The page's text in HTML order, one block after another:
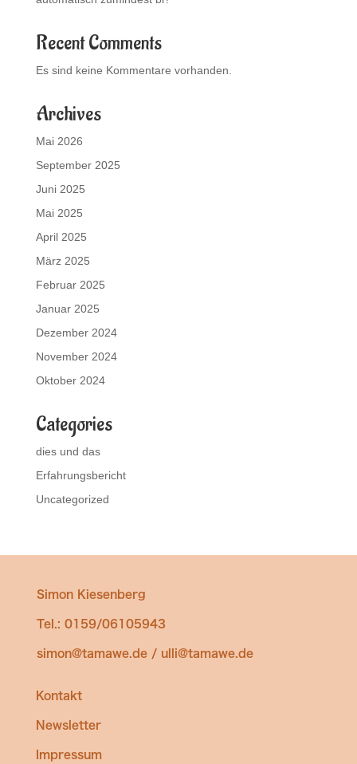
Recent Comments
Es sind keine Kommentare vorhanden.
Archives
Mai 2026
September 2025
Juni 2025
Mai 2025
April 2025
März 2025
Februar 2025
Januar 2025
Dezember 2024
November 2024
Oktober 2024
Categories
dies und das
Erfahrungsbericht
Uncategorized
Simon Kiesenberg
Tel.: 0159/06105943
simon@tamawe.de / ulli@tamawe.de
Kontakt
Newsletter
Impressum